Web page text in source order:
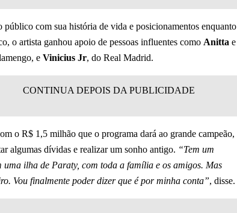
com sua história de vida e posicionamentos enquanto
o artista ganhou apoio de pessoas influentes como Anitta e
e Vinicius Jr, do Real Madrid.
o R$ 1,5 milhão que o programa dará ao grande campeão,
algumas dívidas e realizar um sonho antigo. “Tem um
uma ilha de Paraty, com toda a família e os amigos. Mas
Vou finalmente poder dizer que é por minha conta”, disse.